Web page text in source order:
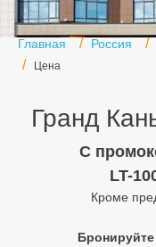
Главная Россия
Цена
Гранд
C
LT-
Кроме
Туры в Египет
Помощь
Подборки отелей